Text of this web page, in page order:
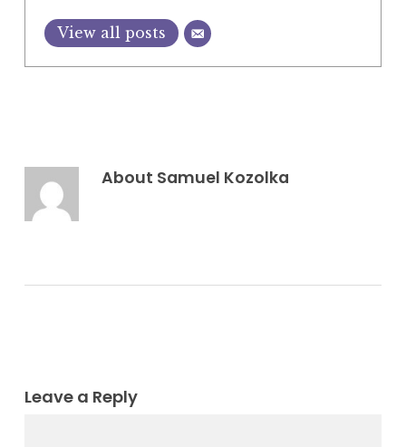
View all posts
About Samuel Kozolka
Leave a Reply